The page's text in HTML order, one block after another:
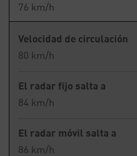
76 km/h
Velocidad de circulación
80 km/h
El radar fijo salta a
84 km/h
El radar móvil salta a
86 km/h